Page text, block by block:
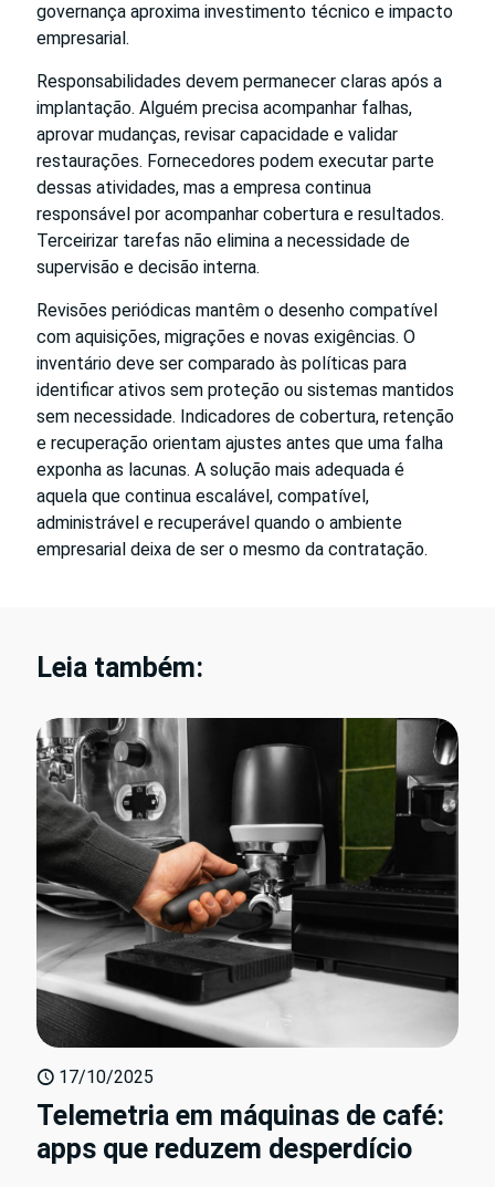
governança aproxima investimento técnico e impacto
empresarial.
Responsabilidades devem permanecer claras após a
implantação. Alguém precisa acompanhar falhas,
aprovar mudanças, revisar capacidade e validar
restaurações. Fornecedores podem executar parte
dessas atividades, mas a empresa continua
responsável por acompanhar cobertura e resultados.
Terceirizar tarefas não elimina a necessidade de
supervisão e decisão interna.
Revisões periódicas mantêm o desenho compatível
com aquisições, migrações e novas exigências. O
inventário deve ser comparado às políticas para
identificar ativos sem proteção ou sistemas mantidos
sem necessidade. Indicadores de cobertura, retenção
e recuperação orientam ajustes antes que uma falha
exponha as lacunas. A solução mais adequada é
aquela que continua escalável, compatível,
administrável e recuperável quando o ambiente
empresarial deixa de ser o mesmo da contratação.
Leia também:
17/10/2025
Telemetria em máquinas de café:
apps que reduzem desperdício